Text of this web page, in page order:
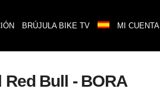
BRÚJULA BIKE TV MI CUENTA
Bull - BORA